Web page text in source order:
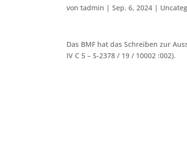
vontadmin |Sep. 6, 2024 |
Das BMF hat das Schreiben zur
IV C 5 – S-2378 / 19 / 10002 :002).